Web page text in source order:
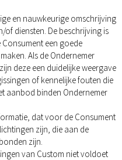
en nauwkeurige omschrijving
diensten. De beschrijving is
een goede
Als de Ondernemer
deze een duidelijke weergave
of kennelijke fouten die
aanbod binden Ondernemer
dat voor de Consument
zijn, die aan de
zijn.
van Custom niet voldoet